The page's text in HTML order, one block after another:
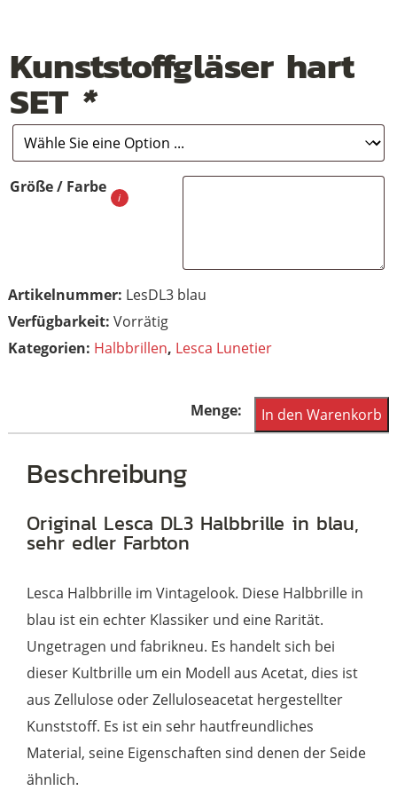
Kunststoffgläser hart
SET *
Größe / Farbe
Artikelnummer: LesDL3 blau
Vorrätig
Kategorien: Halbbrillen, Lesca Lunetier
Halbbrille,
Lesebrille,
Lesca
In den Warenkorb
Beschreibung
Original Lesca DL3 Halbbrille in blau,
sehr edler Farbton
Lesca Halbbrille im Vintagelook. Diese Halbbrille in
blau ist ein echter Klassiker und eine Rarität.
Ungetragen und fabrikneu. Es handelt sich bei
dieser Kultbrille um ein Modell aus Acetat, dies ist
aus Zellulose oder Zelluloseacetat hergestellter
Kunststoff. Es ist ein sehr hautfreundliches
Material, seine Eigenschaften sind denen der Seide
ähnlich.